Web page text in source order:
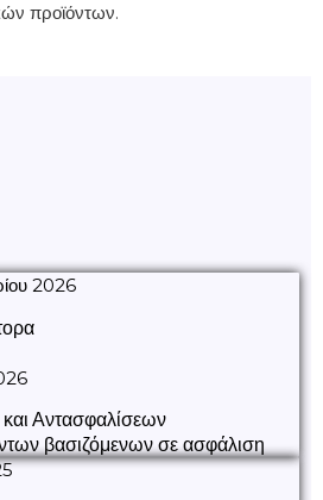
προϊόντων.
2026
Αντασφαλίσεων
βασιζόμενων σε ασφάλιση